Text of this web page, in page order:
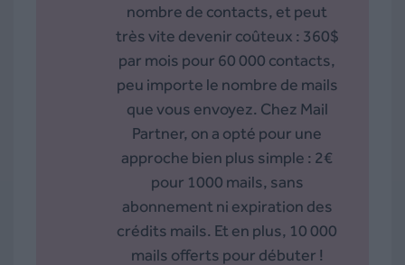
nombre de contacts, et peut
très vite devenir coûteux : 360$
par mois pour 60 000 contacts,
peu importe le nombre de mails
que vous envoyez. Chez Mail
Partner, on a opté pour une
approche bien plus simple : 2€
pour 1000 mails, sans
abonnement ni expiration des
crédits mails. Et en plus, 10 000
mails offerts pour débuter !